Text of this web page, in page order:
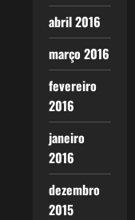
abril 2016
março 2016
fevereiro
2016
janeiro
2016
dezembro
2015